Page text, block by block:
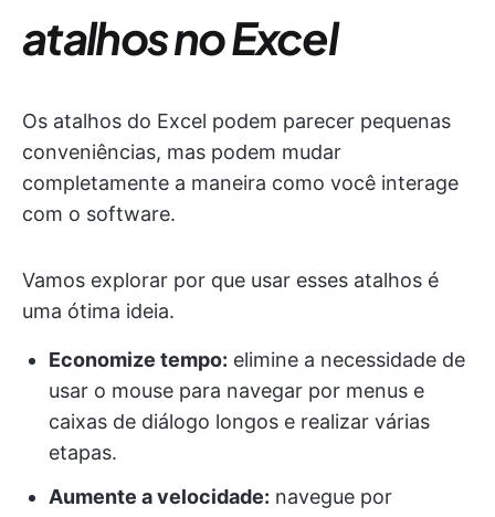
atalhos no Excel
Os atalhos do Excel podem parecer pequenas
conveniências, mas podem mudar
completamente a maneira como você interage
com o software.
Vamos explorar por que usar esses atalhos é
uma ótima ideia.
Economize tempo: elimine a necessidade de
usar o mouse para navegar por menus e
caixas de diálogo longos e realizar várias
etapas.
Aumente a velocidade: navegue por